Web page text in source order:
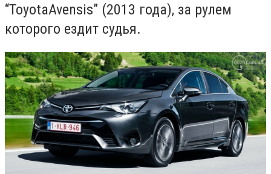
“ToyotaAvensis” (2013 года), за рулем
которого ездит судья.